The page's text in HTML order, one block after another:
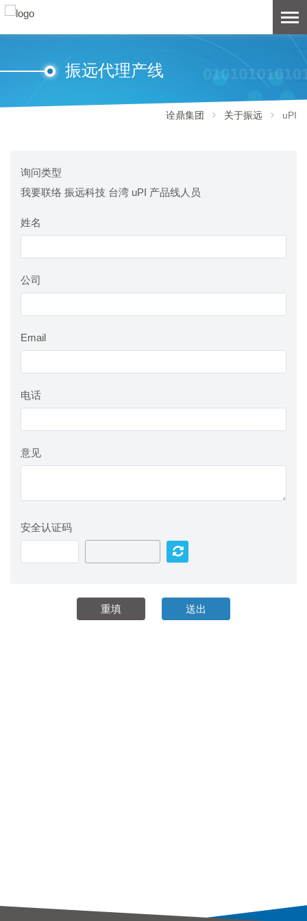
振远代理产线
诠鼎集团 关于振远 uPI
询问类型
我要联络 振远科技 台湾 uPI 产品线人员
姓名
公司
Email
电话
意见
安全认证码